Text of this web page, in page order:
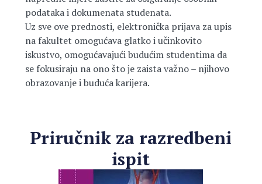
podataka i dokumenata studenata.
Uz sve ove prednosti, elektronička prijava za upis
na fakultet omogućava glatko i učinkovito
iskustvo, omogućavajući budućim studentima da
se fokusiraju na ono što je zaista važno – njihovo
obrazovanje i buduća karijera.
Priručnik za razredbeni
ispit